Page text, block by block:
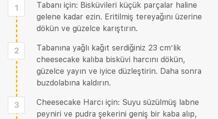
1
Tabanı için: Bisküvileri küçük parçalar haline
gelene kadar ezin. Eritilmiş tereyağını üzerine
dökün ve güzelce karıştırın.
2
Tabanına yağlı kağıt serdiğiniz 23 cm’lik
cheesecake kalıba bisküvi harcını dökün,
güzelce yayın ve iyice düzleştirin. Daha sonra
buzdolabına kaldırın.
3
Cheesecake Harcı için: Suyu süzülmüş labne
peyniri ve pudra şekerini geniş bir kaba alıp,